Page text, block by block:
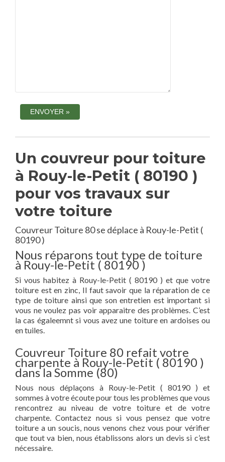
Un couvreur pour toiture
à Rouy-le-Petit ( 80190 )
pour vos travaux sur
votre toiture
Couvreur Toiture 80 se déplace à Rouy-le-Petit (
80190 )
Nous réparons tout type de toiture
à Rouy-le-Petit ( 80190 )
Si vous habitez à Rouy-le-Petit ( 80190 ) et que votre
toiture est en zinc, Il faut savoir que la réparation de ce
type de toiture ainsi que son entretien est important si
vous ne voulez pas voir apparaitre des problèmes. C’est
la cas égaleemnt si vous avez une toiture en ardoises ou
en tuiles.
Couvreur Toiture 80 refait votre
charpente à Rouy-le-Petit ( 80190 )
dans la Somme (80)
Nous nous déplaçons à Rouy-le-Petit ( 80190 ) et
sommes à votre écoute pour tous les problèmes que vous
rencontrez au niveau de votre toiture et de votre
charpente. Contactez nous si vous pensez que votre
toiture a un soucis, nous venons chez vous pour vérifier
que tout va bien, nous établissons alors un devis si c’est
nécessaire.